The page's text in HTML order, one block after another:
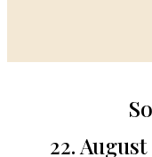
22.